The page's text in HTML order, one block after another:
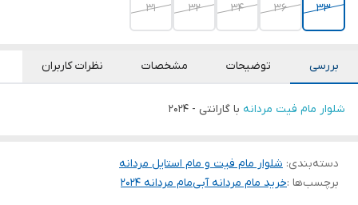
33
36 ۳۴ 32 ۳۱
بررسی توضیحات مشخصات نظرات کاربران
شلوار مام فیت مردانه با گارانتی - ۲۰۲۴
دسته‌بندی: شلوار مام فیت و مام استایل مردانه
برچسب‌ها :خرید مام مردانه آبیمام مردانه ۲۰۲۴